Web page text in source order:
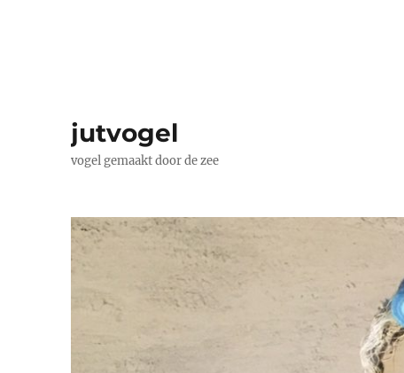
jutvogel
vogel gemaakt door de zee